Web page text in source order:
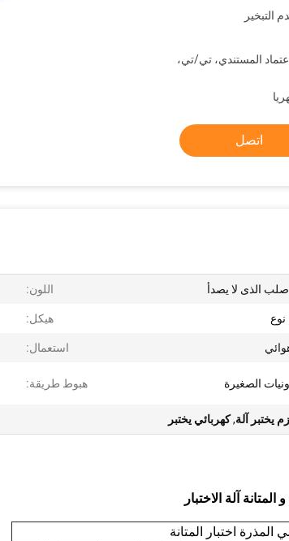
المستندي، تي/تي،
اتصل
اللون:
نوع هيكل:
استعمال:
الصغيرة هبوط طريقة:
يختبر آلة,كهربائي يختبر
آلة الاختبار
المذرة اختبار المتانة